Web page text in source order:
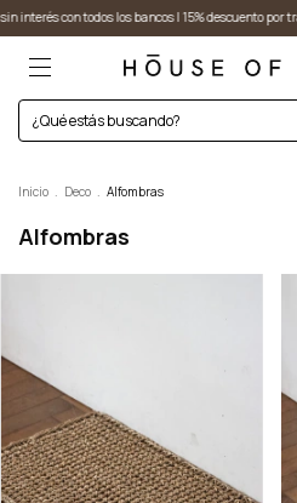
todos los bancos I 15% descuento por
Inicio . Deco . Alfombras
Alfombras